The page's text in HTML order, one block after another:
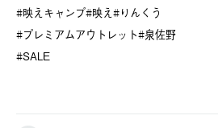
#映えキャンプ#映え#りんくう
#プレミアムアウトレット#泉佐野
#SALE